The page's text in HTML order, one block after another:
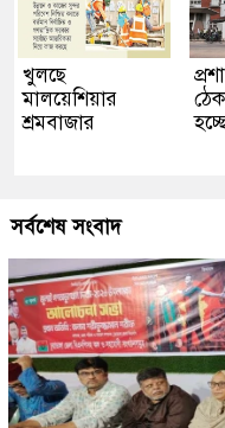
খুলছে
মালয়েশিয়ার
শ্রমবাজার
সর্বশেষ সংবাদ